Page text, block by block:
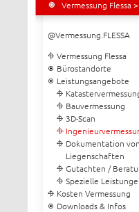
Vermessung Flessa>
@Vermessung.FLESSA
Vermessung Flessa
Bürostandorte
Leistungsangebote
Bauvermessung
3D-Scan
Dokumentation von
Liegenschaften
Gutachten /
Spezielle
Kosten Vermessung
Downloads & Infos